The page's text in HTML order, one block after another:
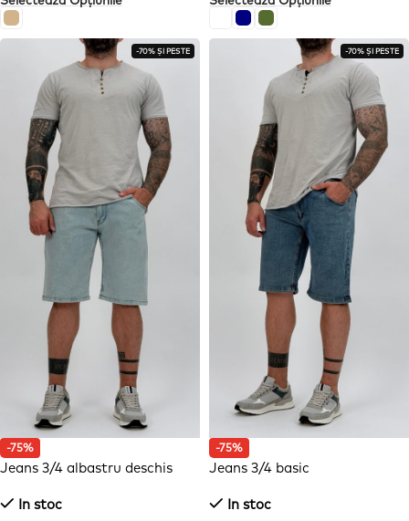
-70% ȘI PESTE
-75%
Jeans 3/4 albastru deschis
In stoc
-70% ȘI PESTE
-75%
Jeans 3/4 basic
In stoc